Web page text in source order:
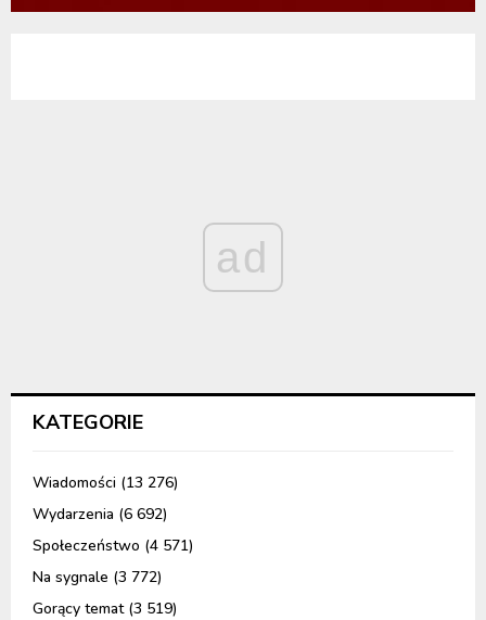
ad
KATEGORIE
Wiadomości (13 276)
Wydarzenia (6 692)
Społeczeństwo (4 571)
Na sygnale (3 772)
Gorący temat(3 519)